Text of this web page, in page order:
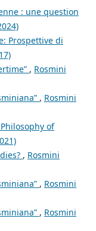
: une question
Prospettive di
, Rosmini
, Rosmini
of
, Rosmini
, Rosmini
, Rosmini